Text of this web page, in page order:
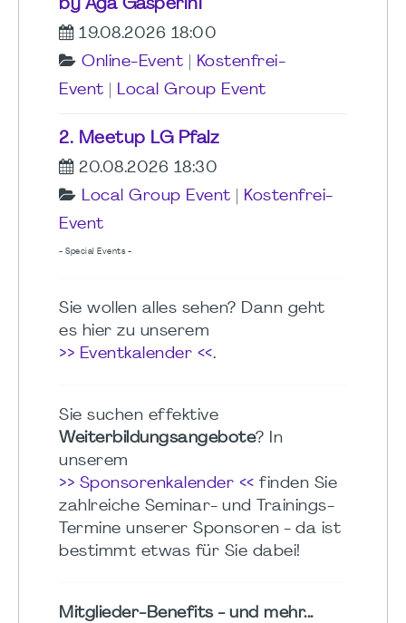
by Aga Gasperini
19.08.2026 18:00
Online-Event
Kostenfrei-
Event
Local Group Event
2. Meetup LG Pfalz
20.08.2026 18:30
Local Group Event
Kostenfrei-
Event
- Special Events -
Sie wollen alles sehen? Dann geht
es hier zu unserem
>> Eventkalender <<.
Sie suchen effektive
Weiterbildungsangebote? In
unserem
>> Sponsorenkalender << finden Sie
zahlreiche Seminar- und Trainings-
Termine unserer Sponsoren - da ist
bestimmt etwas für Sie dabei!
Mitglieder-Benefits - und mehr...